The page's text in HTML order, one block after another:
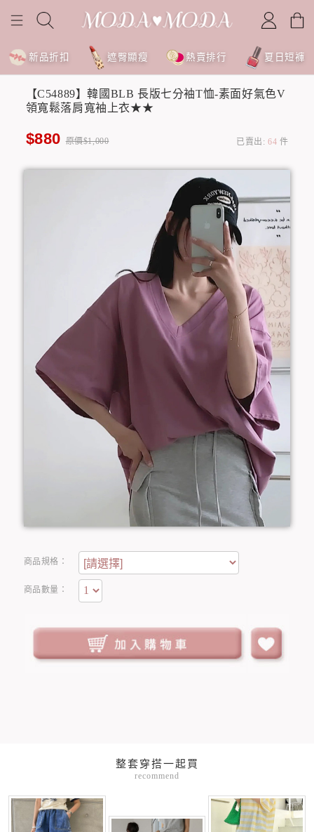
新品折扣 遮臀顯瘦 熱賣排行 夏日短褲
【C54889】韓國BLB 長版七分袖T恤-素面好氣色V
領寬鬆落肩寬袖上衣★★
$880 原價$1,000 已賣出: 64 件
商品規格：
商品數量：
整套穿搭一起買
recommend